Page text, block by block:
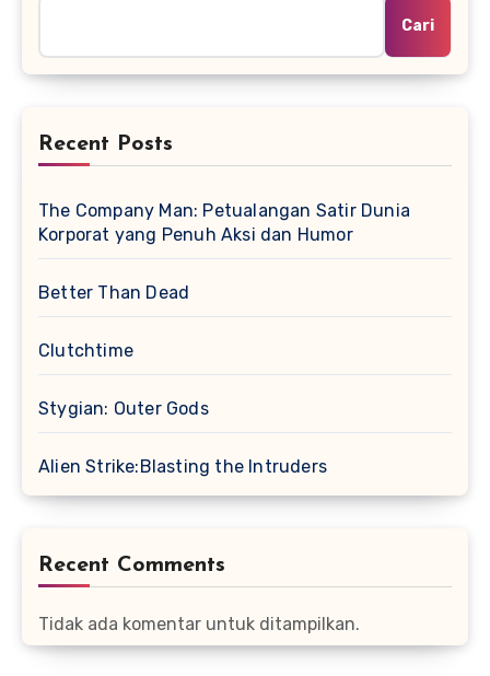
Cari
Recent Posts
The Company Man: Petualangan Satir Dunia
Korporat yang Penuh Aksi dan Humor
Better Than Dead
Clutchtime
Stygian: Outer Gods
Alien Strike:Blasting the Intruders
Recent Comments
Tidak ada komentar untuk ditampilkan.